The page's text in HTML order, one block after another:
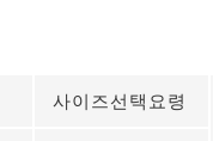
사이즈선택요령